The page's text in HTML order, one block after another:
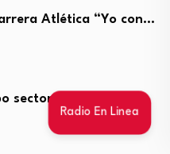
Radio En Linea
Atlética “Yo con…
sectores sociales en